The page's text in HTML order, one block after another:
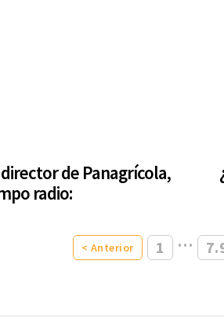
de Panagrícola,
radio:
< Anterior 1 …